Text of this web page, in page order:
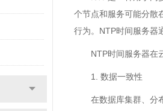
个节点和服务可能分散
行为。NTP时间服务器
NTP时间服务器在
1. 数据一致性
在数据库集群、分